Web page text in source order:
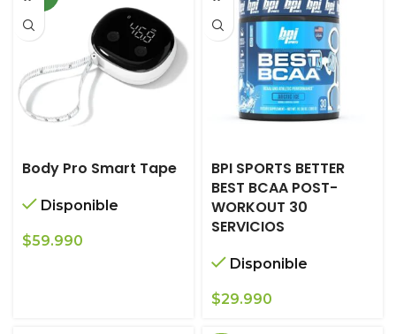
Body Pro Smart Tape
Disponible
$59.990
BPI SPORTS BETTER
BEST BCAA POST-
WORKOUT 30
SERVICIOS
Disponible
$29.990